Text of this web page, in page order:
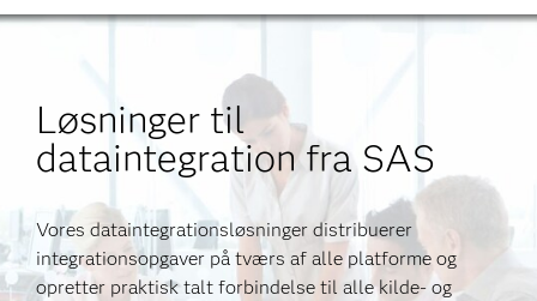
Løsninger til
dataintegration fra SAS
Vores dataintegrationsløsninger distribuerer
integrationsopgaver på tværs af alle platforme og
opretter praktisk talt forbindelse til alle kilde- og